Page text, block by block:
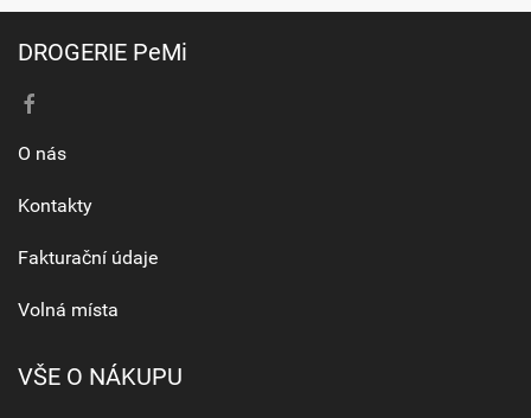
DROGERIE PeMi
O nás
Kontakty
Fakturační údaje
Volná místa
VŠE O NÁKUPU